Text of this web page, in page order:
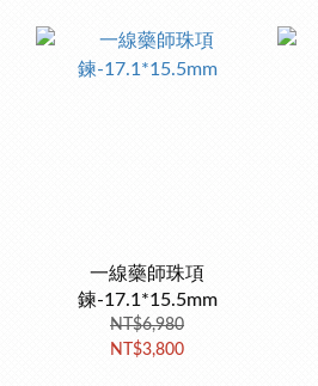
一線藥師珠項
鍊-17.1*15.5mm
NT$6,980
NT$3,800